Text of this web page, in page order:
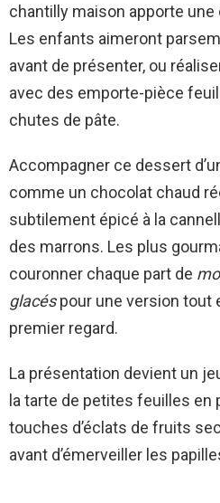
chantilly maison apporte
Les enfants aimeront
avant de présenter, ou
avec des emporte-pièce
chutes de pâte.
Accompagner ce dessert
comme un chocolat chaud
subtilement épicé à la
des marrons. Les plus
couronner chaque part de
glacéspour une version tout
premier regard.
La présentation devient un
la tarte de petites feuilles en
touches d’éclats de fruits
avant d’émerveiller les